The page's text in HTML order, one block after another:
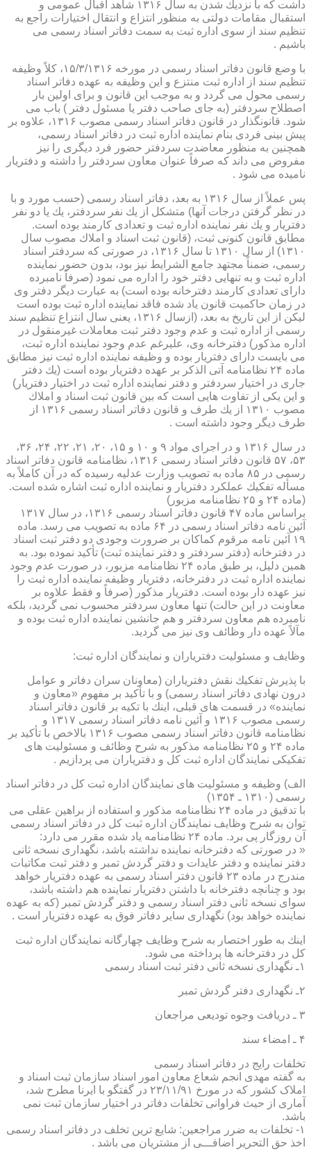
داشت كه با نزدیك شدن به سال ۱۳۱۶ شاهد اقبال عمومی و
استقبال مقامات دولتی به منظور انتزاع و انتقال اختیارات راجع به
تنظیم سند از سوی اداره ثبت به سمت دفاتر اسناد رسمی می
باشیم .
با وضع قانون دفاتر اسناد رسمی در مورخه ۱۵/۳/۱۳۱۶، كلاً وظیفه
تنظیم سند از اداره ثبت منتزع و این وظیفه به عهده دفاتر اسناد
رسمی محول می گردد و به موجب این قانون و برای اولین بار
اصطلاح سردفتر (به جای صاحب دفتر یا مسئول دفتر ) باب می
شود. قانونگذار در قانون دفاتر اسناد رسمی مصوب ۱۳۱۶، علاوه بر
پیش بینی فردی بنام نماینده اداره ثبت در دفاتر اسناد رسمی،
همچنین به منظور معاضدت سردفتر حضور فرد دیگری را نیز
مفروض می داند كه صرفاً عنوان معاون سردفتر را داشته و دفتریار
نامیده می شود .
پس عملاً از سال ۱۳۱۶ به بعد، دفاتر اسناد رسمی (حسب مورد و با
در نظر گرفتن درجات آنها) متشكل از یك نفر سردفتر، یك یا دو نفر
دفتریار و یك نفر نماینده اداره ثبت و تعدادی كارمند بوده است.
مطابق قانون كنونی ثبت، (قانون ثبت اسناد و املاك مصوب سال
۱۳۱۰) از سال ۱۳۱۰ تا سال ۱۳۱۶، در صورتی كه سردفتر اسناد
رسمی، ضمناً مجتهد جامع الشرایط نیز بود، بدون حضور نماینده
اداره ثبت و به تنهایی دفتر خود را اداره می نمود (صرفاً نامبرده
دارای تعدادی كارمند دفترخانه بوده است) به عبارت دیگر دفتر وی
در زمان حاكمیت قانون یاد شده فاقد نماینده اداره ثبت بوده است
لیكن از این تاریخ به بعد، (ازسال ۱۳۱۶، یعنی سال انتزاع تنظیم سند
رسمی از اداره ثبت و عدم وجود دفتر ثبت معاملات غیرمنقول در
اداره مذكور) دفترخانه وی، علیرغم عدم وجود نماینده اداره ثبت،
می بایست دارای دفتریار بوده و وظیفه نماینده اداره ثبت نیز مطابق
ماده ۲۴ نظامنامه آتی الذكر بر عهده دفتریار بوده است (یك دفتر
جاری در اختیار سردفتر و دفتر نماینده اداره ثبت در اختیار دفتریار)
و این یكی از تفاوت هایی است كه بین قانون ثبت اسناد و املاك
مصوب ۱۳۱۰ از یك طرف و قانون دفاتر اسناد رسمی ۱۳۱۶ از
طرف دیگر وجود داشته است .
در سال ۱۳۱۶ و در اجرای مواد ۹ و ۱۰ و ۱۵، ۲۰، ۲۱، ۲۲، ۲۴، ۳۶،
۵۳، ۵۷ قانون دفاتر اسناد رسمی ۱۳۱۶، نظامنامه قانون دفاتر اسناد
رسمی در ۸۵ ماده به تصویب وزارت عدلیه رسیده كه در آن كاملاً به
مسأله تفكیك عملكرد دفتریار و نماینده اداره ثبت اشاره شده است.
(ماده ۲۴ و ۲۵ نظامنامه مزبور)
براساس ماده ۴۷ قانون دفاتر اسناد رسمی ۱۳۱۶، در سال ۱۳۱۷
آئین نامه دفاتر اسناد رسمی در ۶۴ ماده به تصویب می رسد. ماده
۱۹ آئین نامه مرقوم كماكان بر ضرورت وجودی دو دفتر ثبت اسناد
در دفترخانه (دفتر سردفتر و دفتر نماینده ثبت) تأكید نموده بود. به
همین دلیل، بر طبق ماده ۲۴ نظامنامه مزبور، در صورت عدم وجود
نماینده اداره ثبت در دفترخانه، دفتریار وظیفه نماینده اداره ثبت را
نیز عهده دار بوده است. دفتریار مذكور (صرفاً و فقط علاوه بر
معاونت در این حالت) تنها معاون سردفتر محسوب نمی گردید، بلكه
نامبرده هم معاون سردفتر و هم جانشین نماینده اداره ثبت بوده و
مآلاً عهده دار وظائف وی نیز می گردید.
وظایف و مسئولیت دفتریاران و نمایندگان اداره ثبت:
با پذیرش تفكیك نقش دفتریاران (معاونان سران دفاتر و عوامل
درون نهادی دفاتر اسناد رسمی) و با تأكید بر مفهوم «معاون و
نماینده» در قسمت های قبلی، اینك با تكیه بر قانون دفاتر اسناد
رسمی مصوب ۱۳۱۶ و آئین نامه دفاتر اسناد رسمی ۱۳۱۷ و
نظامنامه قانون دفاتر اسناد رسمی مصوب ۱۳۱۶ بالاخص با تأكید بر
ماده ۲۴ و ۲۵ نظامنامه مذكور به شرح وظائف و مسئولیت های
تفكیكی نمایندگان اداره ثبت كل و دفتریاران می پردازیم .
الف) وظیفه و مسئولیت های نمایندگان اداره ثبت كل در دفاتر اسناد
رسمی (۱۳۱۰ ـ ۱۳۵۴)
با تدقیق در ماده ۲۴ نظامنامه مذكور و استفاده از براهین عقلی می
توان به شرح وظایف نمایندگان اداره ثبت كل در دفاتر اسناد رسمی
آن روزگار پی برد. ماده ۲۴ نظامنامه یاد شده مقرر می دارد:
« در صورتی كه دفترخانه نماینده نداشته باشد، نگهداری نسخه ثانی
دفتر نماینده و دفتر عایدات و دفتر گردش تمبر و دفتر ثبت مكاتبات
مندرج در ماده ۲۳ قانون دفتر اسناد رسمی به عهده دفتریار خواهد
بود و چنانچه دفترخانه با داشتن دفتریار نماینده هم داشته باشد،
سوای نسخه ثانی دفتر اسناد رسمی و دفتر گردش تمبر (كه به عهده
نماینده خواهد بود) نگهداری سایر دفاتر فوق به عهده دفتریار است .
اینك به طور اختصار به شرح وظایف چهارگانه نمایندگان اداره ثبت
كل در دفترخانه ها پرداخته می شود.
۱ـ نگهداری نسخه ثانی دفتر ثبت اسناد رسمی
۲ـ نگهداری دفتر گردش تمبر
۳ ـ دریافت وجوه تودیعی مراجعان
۴ ـ امضاء سند
تخلفات رایج در دفاتر اسناد رسمی
به گفته مهدی انجم شعاع معاون امور اسناد سازمان ثبت اسناد و
املاک کشور که در مورخ ۲۳/۱۱/۹۱ در گفتگو با ایرنا مطرح شد،
آماری از حیث فراوانی تخلفات دفاتر در اختیار سازمان ثبت نمی
باشد.
۱- تخلفات به ضرر مراجعین: شایع ترین تخلف در دفاتر اسناد رسمی
اخذ حق التحریر اضافـــی از مشتریان می باشد .